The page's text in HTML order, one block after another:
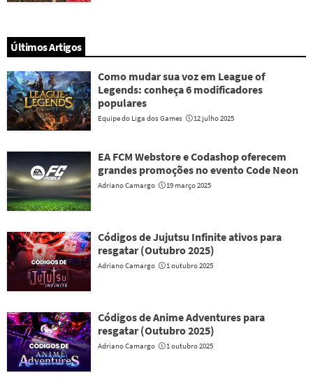
Últimos Artigos
Como mudar sua voz em League of
Legends: conheça 6 modificadores
populares
Equipe do Liga dos Games 12 julho 2025
EA FCM Webstore e Codashop oferecem
grandes promoções no evento Code Neon
Adriano Camargo 19 março 2025
Códigos de Jujutsu Infinite ativos para
resgatar (Outubro 2025)
Adriano Camargo 1 outubro 2025
Códigos de Anime Adventures para
resgatar (Outubro 2025)
Adriano Camargo 1 outubro 2025